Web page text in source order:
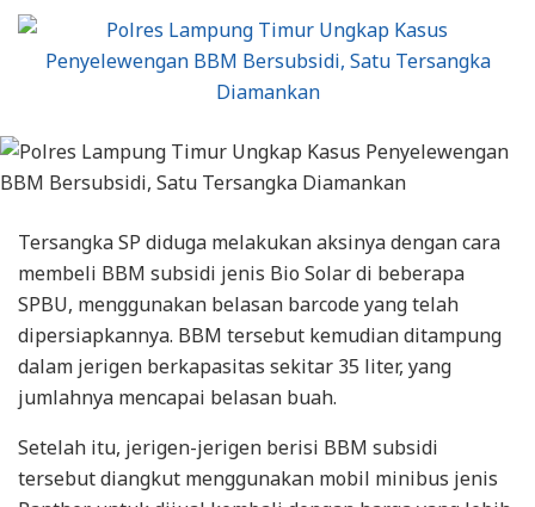
Tersangka SP diduga melakukan aksinya dengan cara
membeli BBM subsidi jenis Bio Solar di beberapa
SPBU, menggunakan belasan barcode yang telah
dipersiapkannya. BBM tersebut kemudian ditampung
dalam jerigen berkapasitas sekitar 35 liter, yang
jumlahnya mencapai belasan buah.
Setelah itu, jerigen-jerigen berisi BBM subsidi
tersebut diangkut menggunakan mobil minibus jenis